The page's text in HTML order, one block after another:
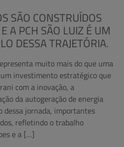
SÃO CONSTRUÍDOS
A PCH SÃO LUIZ É UM
DESSA TRAJETÓRIA.
muito mais do que uma
investimento estratégico que
com a inovação, a
da autogeração de energia
dessa jornada, importantes
refletindo o trabalho
e a […]